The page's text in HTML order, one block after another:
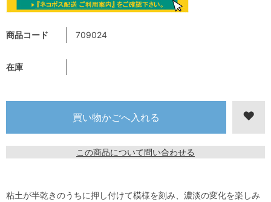
商品コード 709024
在庫
この商品について問い合わせる
粘土が半乾きのうちに押し付けて模様を刻み、濃淡の変化を楽しみ